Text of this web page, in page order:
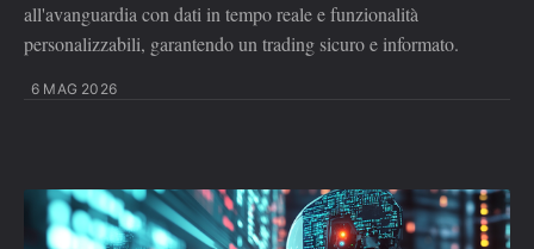
all'avanguardia con dati in tempo reale e funzionalità
personalizzabili, garantendo un trading sicuro e informato.
6 MAG 2026